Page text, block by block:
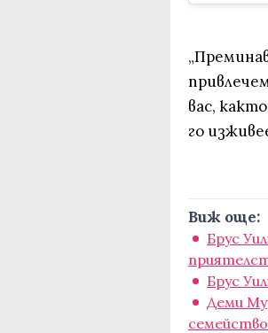
вас,
го
Виж още:
Брус
Брус
Деми